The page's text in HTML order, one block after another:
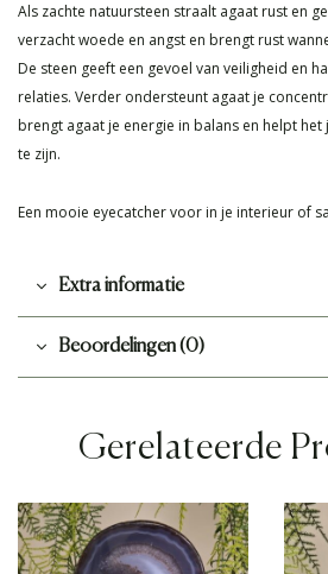
Als zachte natuursteen straalt agaat rust en
verzacht woede en angst en brengt rust
De steen geeft een gevoel van veiligheid en
relaties. Verder ondersteunt agaat je
brengt agaat je energie in balans en helpt
te zijn.
Een mooie eyecatcher voor in je interieur of
Extra informatie
Beoordelingen (0)
Gerelateerde